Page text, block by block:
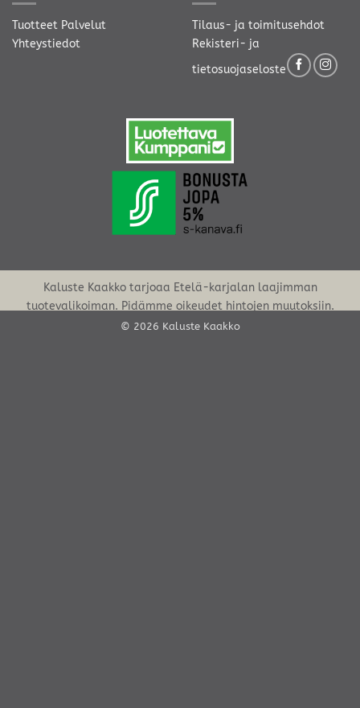
Tuotteet Palvelut
Yhteystiedot
Tilaus- ja toimitusehdot
Rekisteri- ja
tietosuojaseloste
Kaluste Kaakko tarjoaa Etelä-karjalan laajimman
tuotevalikoiman. Pidämme oikeudet hintojen muutoksiin.
© 2026 Kaluste Kaakko